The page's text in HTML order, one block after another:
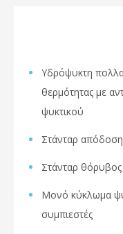
Υδρόψυκτη
θερμότητας με
ψυκτικού
Στάνταρ απόδοση
Στάνταρ θόρυβος
Μονό κύκλωμα
συμπιεστές